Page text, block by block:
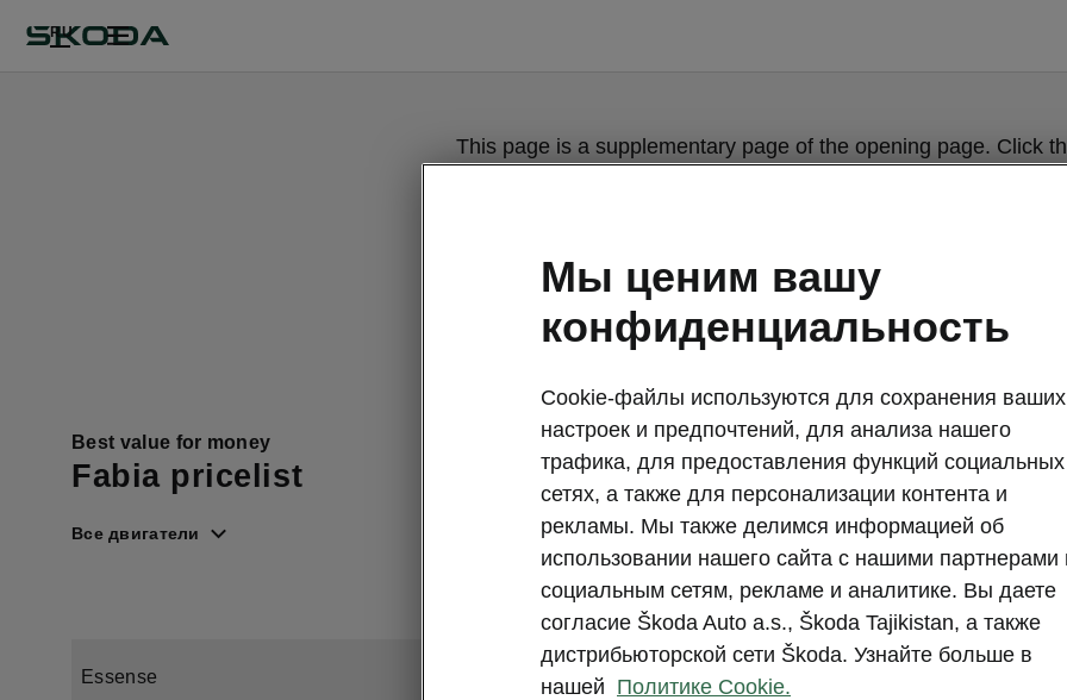
RU
This page is a supplementary page of the opening page. Click
Best value for money
Fabia pricelist
Все двигатели
Essense
Мы ценим вашу
конфиденциальность
Cookie-файлы используются для сохранения ваших
настроек и предпочтений, для анализа нашего
трафика, для предоставления функций социальных
сетях, а также для персонализации контента и
рекламы. Мы также делимся информацией об
использовании нашего сайта с нашими партнерами
социальным сетям, рекламе и аналитике. Вы даете
согласие Škoda Auto a.s., Škoda Tajikistan, а также
дистрибьюторской сети Škoda. Узнайте больше в
нашей Политике Cookie.